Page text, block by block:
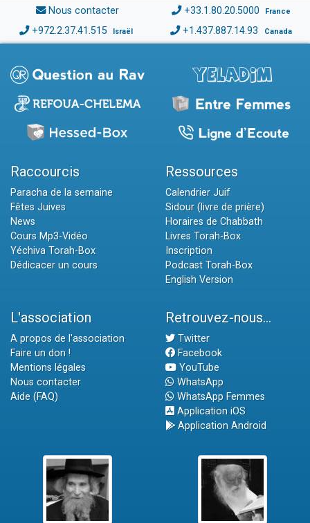
Nous contacter +33.1.80.20.5000 France
+972.2.37.41.515 Israël +1.437.887.14.93 Canada
Raccourcis
Paracha de la semaine
Fêtes Juives
News
Cours Mp3-Vidéo
Yéchiva Torah-Box
Dédicacer un cours
Ressources
Calendrier Juif
Sidour (livre de prière)
Horaires de Chabbath
Livres Torah-Box
Inscription
Podcast Torah-Box
English Version
L'association
A propos de l'association
Faire un don !
Mentions légales
Nous contacter
Aide (FAQ)
Retrouvez-nous...
Twitter
Facebook
YouTube
WhatsApp
WhatsApp Femmes
Application iOS
Application Android